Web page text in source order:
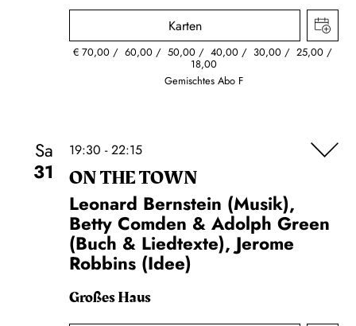
Karten
€ 70,00 60,00 50,00 40,00 30,00 25,00
18,00
Gemischtes Abo F
Sa
31
19:30 - 22:15
ON THE TOWN
Leonard Bernstein (Musik),
Betty Comden & Adolph Green
(Buch & Liedtexte), Jerome
Robbins (Idee)
Großes Haus